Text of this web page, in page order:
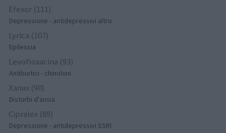
Efexor (111)
Depressione - antidepressivi altro
Lyrica (107)
Epilessia
Levofloxacina (93)
Antibiotici - chinoloni
Xanax (90)
Disturbi d'ansia
Cipralex (89)
Depressione - antidepressivi SSRI